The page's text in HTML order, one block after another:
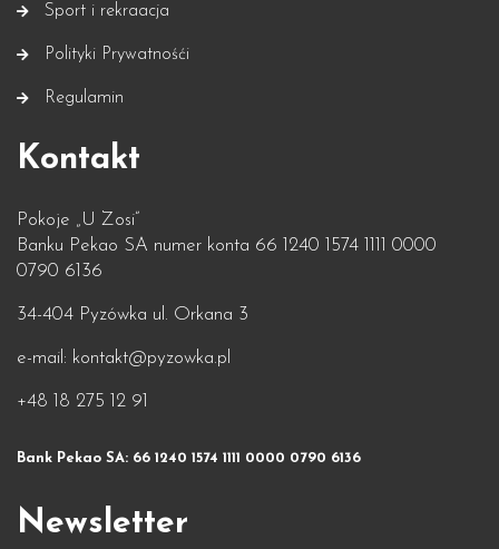
Sport i rekraacja
Polityki Prywatnośći
Regulamin
Kontakt
Pokoje „U Zosi”
Banku Pekao SA numer konta 66 1240 1574 1111 0000
0790 6136
34-404 Pyzówka ul. Orkana 3
e-mail: kontakt@pyzowka.pl
+48 18 275 12 91
Bank Pekao SA: 66 1240 1574 1111 0000 0790 6136
Newsletter